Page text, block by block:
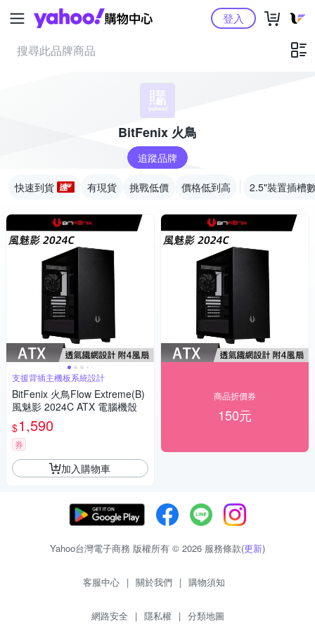
Yahoo購物中心登入
BitFenix 火鳥
追蹤品牌
快速到貨 有現貨 挑戰低價 價格低到高 2.5"裝置插槽
支援背插主機板系統設計
BitFenix 火鳥Flow Extreme(B)
風魅影 2024C ATX 電腦機殼
$1,590
券
加入購物車
商品折價券
150元
Yahoo台灣電子商務 版權所有 © 2026 服務條款(更新)
客服中心 | 關於我們 | 購物須知
網路安全 | 隱私權 | 分類地圖